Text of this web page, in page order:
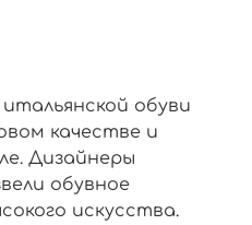
обуви
качестве и
Дизайнеры
обувное
искусства.